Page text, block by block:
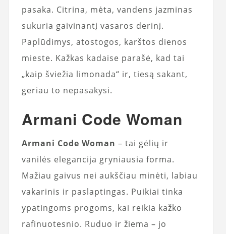
pasaka. Citrina, mėta, vandens jazminas
sukuria gaivinantį vasaros derinį.
Paplūdimys, atostogos, karštos dienos
mieste. Kažkas kadaise parašė, kad tai
„kaip šviežia limonada“ ir, tiesą sakant,
geriau to nepasakysi.
Armani Code Woman
Armani Code Woman – tai gėlių ir
vanilės elegancija gryniausia forma.
Mažiau gaivus nei aukščiau minėti, labiau
vakarinis ir paslaptingas. Puikiai tinka
ypatingoms progoms, kai reikia kažko
rafinuotesnio. Ruduo ir žiema – jo